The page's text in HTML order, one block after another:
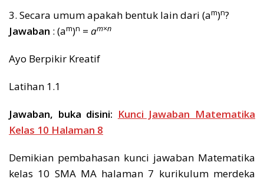
3. Secara umum apakah bentuk lain dari (am)n?
Jawaban : (am)n = am×n
Ayo Berpikir Kreatif
Latihan 1.1
Jawaban, buka disini: Kunci Jawaban Matematika
Kelas 10 Halaman 8
Demikian pembahasan kunci jawaban Matematika
kelas 10 SMA MA halaman 7 kurikulum merdeka